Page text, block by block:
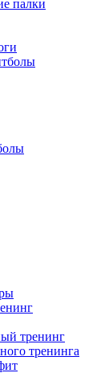
палки
тренинг
тренинга